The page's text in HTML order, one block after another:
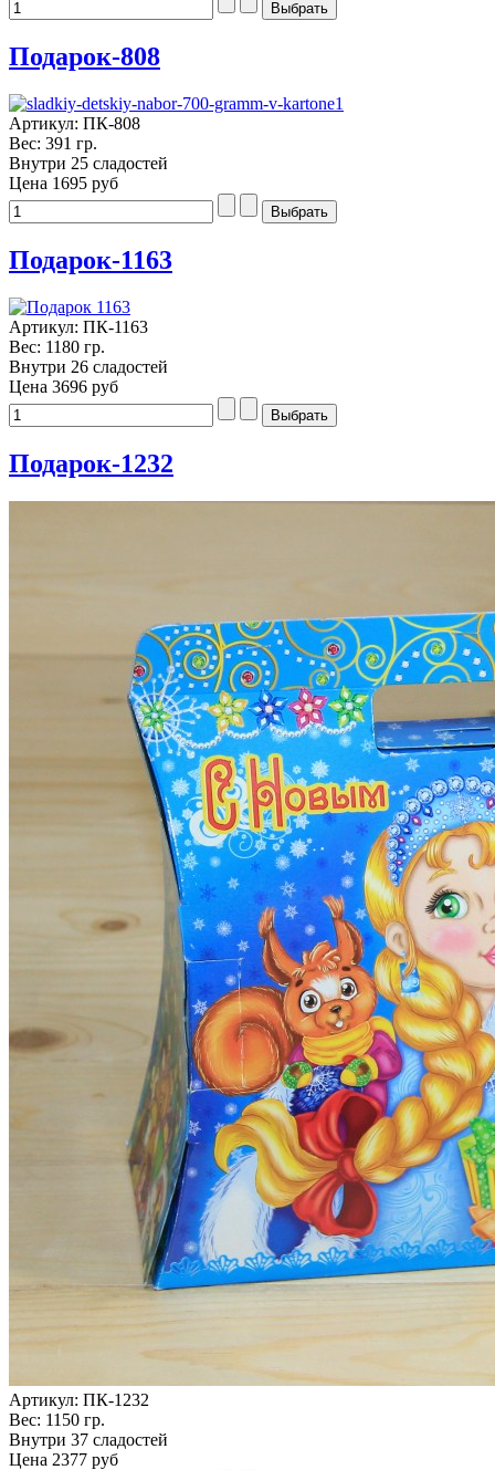
Подарок-808
Артикул: ПК-808
Вес: 391 гр.
Внутри 25 сладостей
Цена 1695 руб
Подарок-1163
Артикул: ПК-1163
Вес: 1180 гр.
Внутри 26 сладостей
Цена 3696 руб
Подарок-1232
Артикул: ПК-1232
Вес: 1150 гр.
Внутри 37 сладостей
Цена 2377 руб